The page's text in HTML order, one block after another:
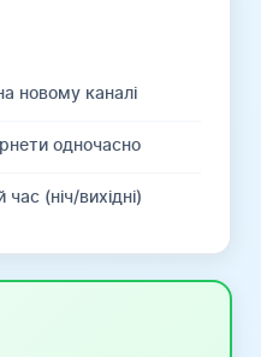
новому каналі
одночасно
(ніч/вихідні)